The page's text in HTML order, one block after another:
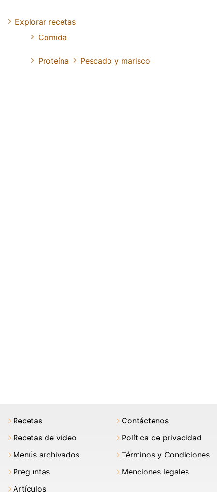
Explorar recetas
Comida
Proteína Pescado y marisco
Recetas
Recetas de vídeo
Menús archivados
Preguntas
Artículos
Contáctenos
Política de privacidad
Términos y Condiciones
Menciones legales